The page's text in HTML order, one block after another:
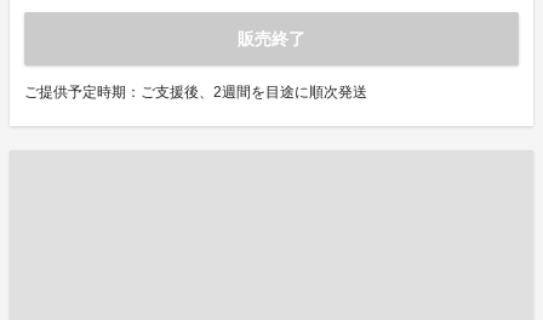
販売終了
ご提供予定時期：ご支援後、2週間を目途に順次発送